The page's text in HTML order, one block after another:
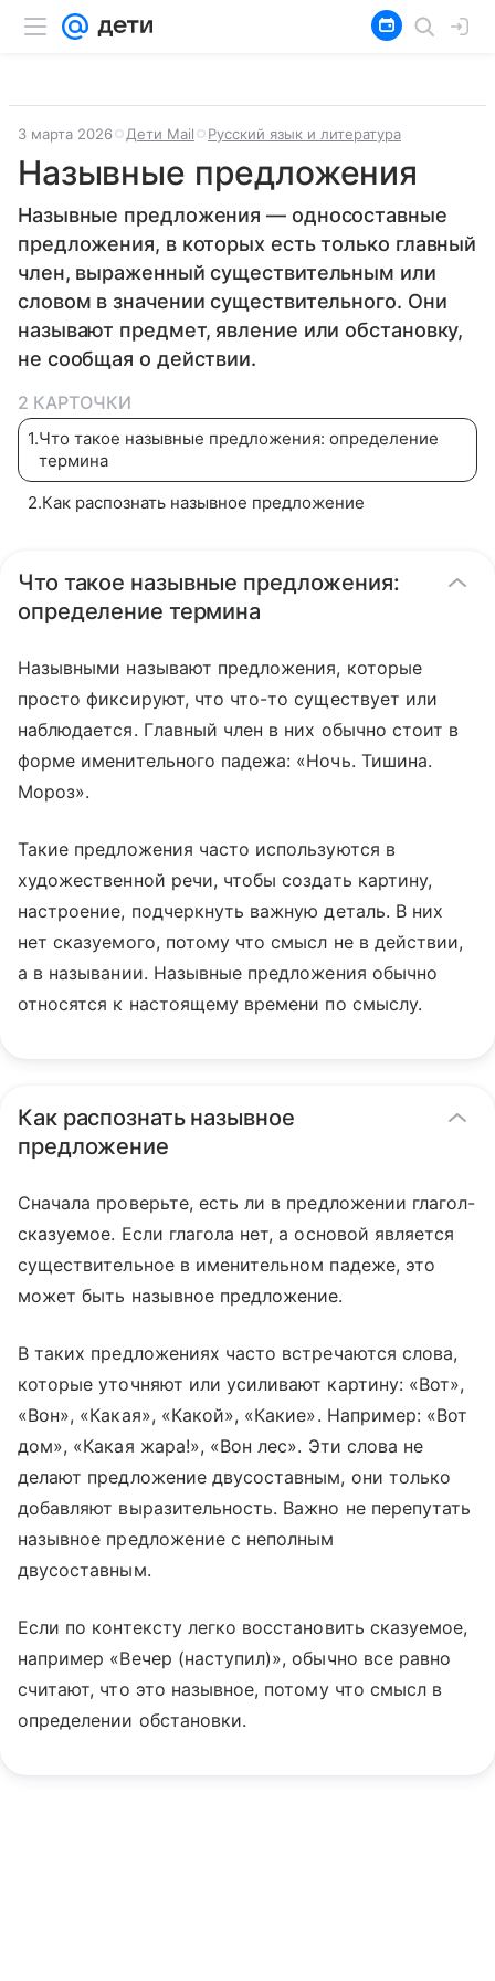
3 марта 2026 Дети Mail Русский язык и литература
Назывные предложения
Назывные предложения — односоставные
предложения, в которых есть только главный
член, выраженный существительным или
словом в значении существительного. Они
называют предмет, явление или обстановку,
не сообщая о действии.
2 КАРТОЧКИ
1.Что такое назывные предложения: определение
термина
2.Как распознать назывное предложение
Что такое назывные предложения:
определение термина
Назывными называют предложения, которые
просто фиксируют, что что-то существует или
наблюдается. Главный член в них обычно стоит в
форме именительного падежа: «Ночь. Тишина.
Мороз».
Такие предложения часто используются в
художественной речи, чтобы создать картину,
настроение, подчеркнуть важную деталь. В них
нет сказуемого, потому что смысл не в действии,
а в назывании. Назывные предложения обычно
относятся к настоящему времени по смыслу.
Как распознать назывное
предложение
Сначала проверьте, есть ли в предложении глагол-
сказуемое. Если глагола нет, а основой является
существительное в именительном падеже, это
может быть назывное предложение.
В таких предложениях часто встречаются слова,
которые уточняют или усиливают картину: «Вот»,
«Вон», «Какая», «Какой», «Какие». Например: «Вот
дом», «Какая жара!», «Вон лес». Эти слова не
делают предложение двусоставным, они только
добавляют выразительность. Важно не перепутать
назывное предложение с неполным
двусоставным.
Если по контексту легко восстановить сказуемое,
например «Вечер (наступил)», обычно все равно
считают, что это назывное, потому что смысл в
определении обстановки.